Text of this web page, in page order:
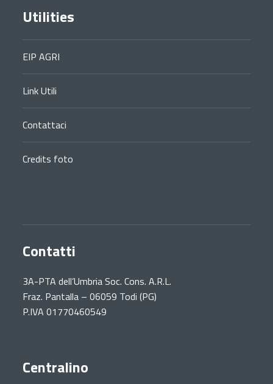
Utilities
EIP AGRI
Link Utili
Contattaci
Credits foto
Contatti
3A-PTA dell’Umbria Soc. Cons. A.R.L.
Fraz. Pantalla – 06059 Todi (PG)
P.IVA 01770460549
Centralino